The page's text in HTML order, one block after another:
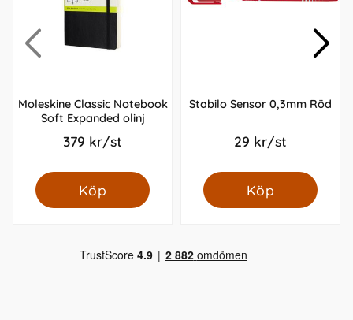
Moleskine Classic Notebook
Soft Expanded olinj
379 kr/st
Köp
Stabilo Sensor 0,3mm Röd
29 kr/st
Köp